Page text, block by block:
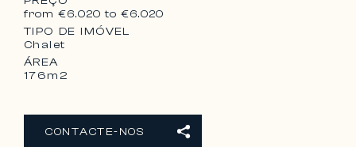
from €6.020 to €6.020
TIPO DE IMÓVEL
Chalet
ÁREA
176m2
CONTACTE-NOS